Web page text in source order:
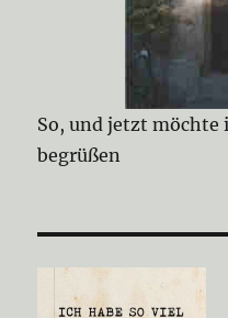
So, und jetzt möchte
begrüßen